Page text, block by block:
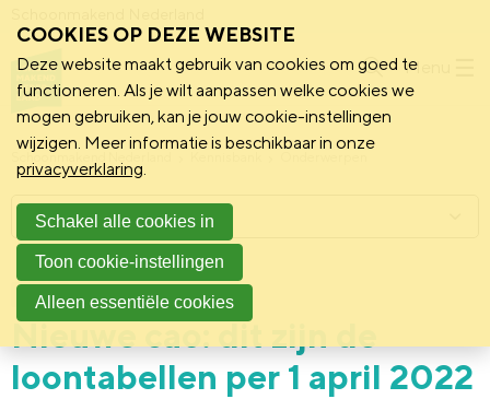
Menu
Schoonmakend Nederland
Praktijk 16 februari 2022
Nieuwe cao: dit zijn de
loontabellen per 1 april 2022
Menu
COOKIES OP DEZE WEBSITE
Deze website maakt gebruik van cookies om goed te
functioneren. Als je wilt aanpassen welke cookies we
mogen gebruiken, kan je jouw cookie-instellingen
wijzigen. Meer informatie is beschikbaar in onze
privacyverklaring.
Schakel alle cookies in
Toon cookie-instellingen
Alleen essentiële cookies